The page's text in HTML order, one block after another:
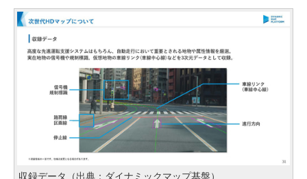
収録データ（出典：ダイナミックマップ基盤）